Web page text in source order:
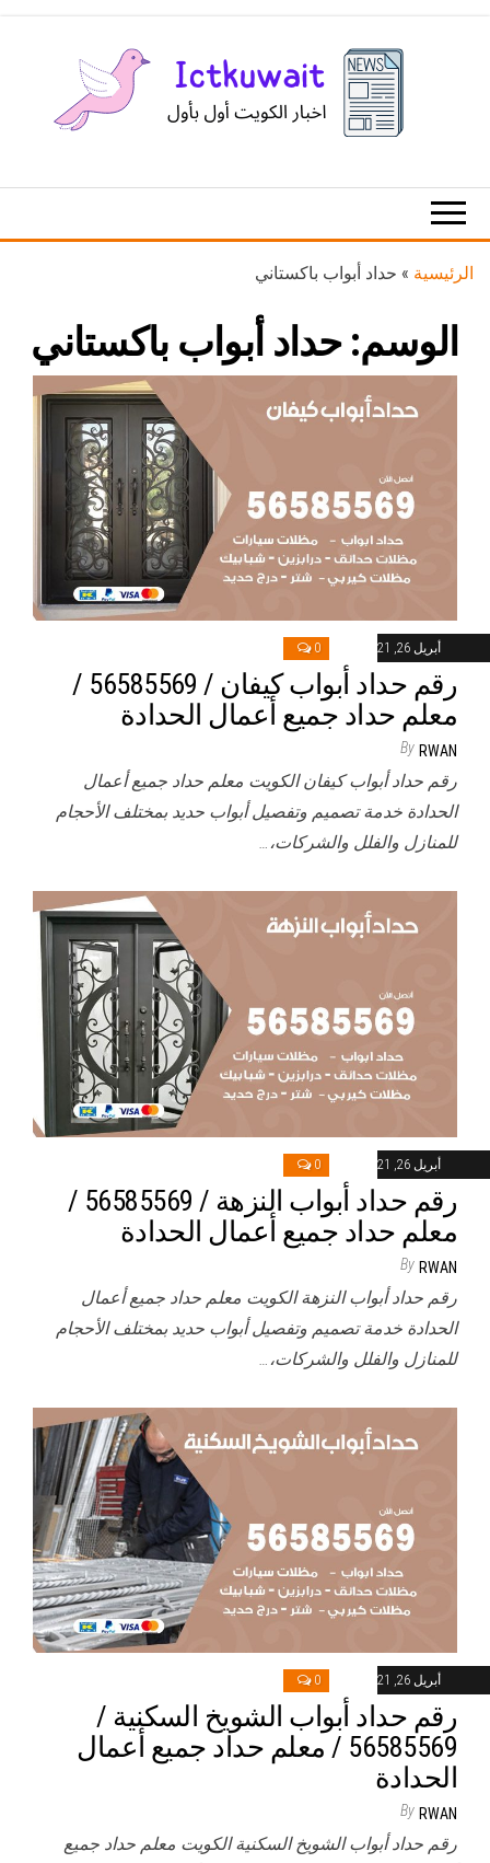
الكويت
الرئيسية » حداد أبواب باكستاني
الوسم:حداد أبواب باكستاني
أبريل 26, 2021 0
رقم حداد أبواب كيفان / 56585569 /
معلم حداد جميع أعمال الحدادة
By RWAN
رقم حداد أبواب كيفان الكويت معلم حداد جميع أعمال
الحدادة خدمة تصميم وتفصيل أبواب حديد بمختلف الأحجام
للمنازل والفلل والشركات،…
أبريل 26, 2021 0
رقم حداد أبواب النزهة / 56585569 /
معلم حداد جميع أعمال الحدادة
By RWAN
رقم حداد أبواب النزهة الكويت معلم حداد جميع أعمال
الحدادة خدمة تصميم وتفصيل أبواب حديد بمختلف الأحجام
للمنازل والفلل والشركات،…
أبريل 26, 2021 0
رقم حداد أبواب الشويخ السكنية /
56585569 / معلم حداد جميع أعمال
الحدادة
By RWAN
رقم حداد أبواب الشويخ السكنية الكويت معلم حداد جميع